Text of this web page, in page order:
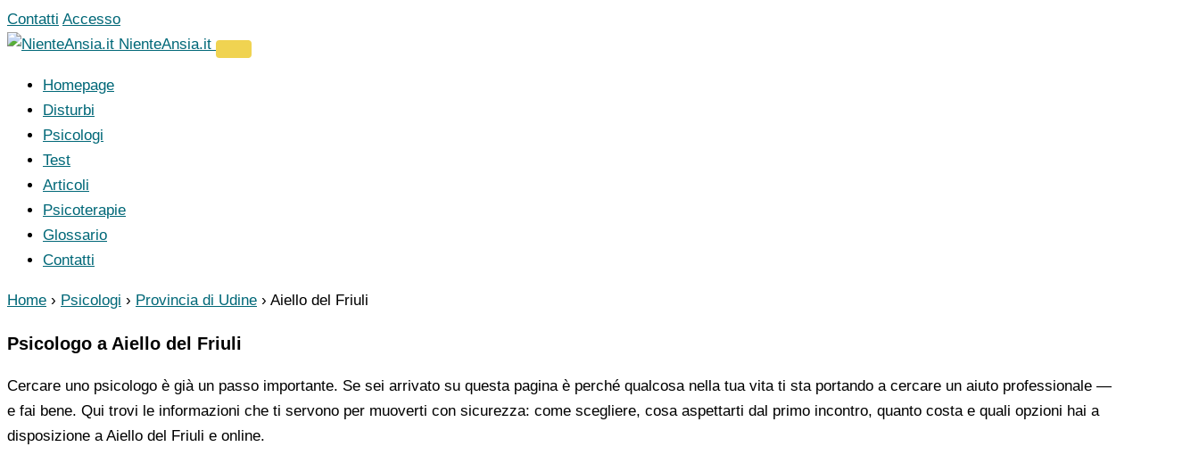
Vai
al
Contatti Accesso
NienteAnsia.it
Homepage
Disturbi
Psicologi
Test
Articoli
Psicoterapie
Glossario
Contatti
Home › Psicologi › Provincia di Udine › Aiello del Friuli
Psicologo a Aiello del Friuli
Cercare uno psicologo è già un passo importante. Se sei arrivato su questa pagina è perché qualcosa nella tua vita ti sta portando a cercare un aiuto professionale —
e fai bene. Qui trovi le informazioni che ti servono per muoverti con sicurezza: come scegliere, cosa aspettarti dal primo incontro, quanto costa e quali opzioni hai a
disposizione a Aiello del Friuli e online.